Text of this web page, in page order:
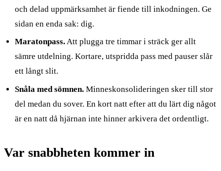
och delad uppmärksamhet är fiende till inkodningen. Ge
sidan en enda sak: dig.
Maratonpass.Att plugga tre timmar i sträck ger allt
sämre utdelning. Kortare, utspridda pass med pauser slår
ett långt slit.
Snåla med sömnen. Minneskonsolideringen sker till stor
del medan du sover. En kort natt efter att du lärt dig något
är en natt då hjärnan inte hinner arkivera det ordentligt.
Var snabbheten kommer in